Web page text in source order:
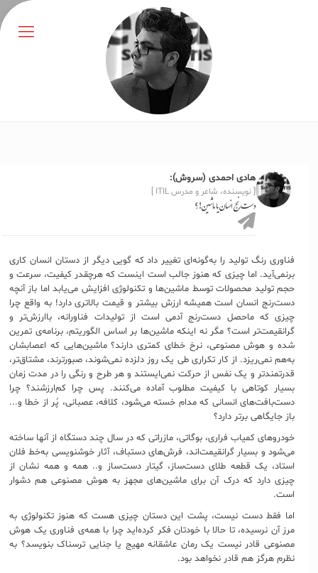
هادی احمدی (سروش):
[ نویسنده، شاعر و مدرس ITIL ]
دست‌رنج انسان یا ماشین!؟
فناوری رنگ تولید را به‌گونه‌ای تغییر داد که گویی دیگر از دستان انسان کاری
برنمی‌آید. اما چیزی که هنوز جالب است اینست که هرچقدر کیفیت، سرعت و
حجم تولید محصولات توسط ماشین‌ها و تکنولوژی افزایش می‌یابد اما باز آنچه
دست‌رنج انسان است همیشه ارزش بیشتر و قیمت بالاتری دارد! به واقع چرا
چیزی که ماحصل دست‌رنج آدمی است از تولیدات فناورانه، باارزش‌تر و
گرانقیمت‌تر است؟ مگر نه اینکه ماشین‌ها بر اساس الگوریتم، برنامه‌ی تمرین
شده و هوش مصنوعی، نرخ خطای کمتری دارند؟ ماشین‌هایی که اعصابشان
به‌هم نمی‌ریزد. از کار تکراری طی یک روز دلزده نمی‌شوند، صبورترند، مشتاق‌تر،
قدرتمندتر و یک نفس از حرکت نمی‌ایستند و هر طرح و رنگی را در مدت زمان
بسیار کوتاهی با کیفیت مطلوب آماده می‌کنند. پس چرا کم‌ارزشند؟ چرا
دست‌بافت‌های انسانی که مدام خسته می‌شود، کلافه، عصبانی، پُر از خطا و...
باز جایگاهی برتر دارد؟
خودروهای کمیاب فراری، بوگاتی، مازراتی که در سال چند دستگاه از آنها ساخته
می‌شود و بسیار گرانقیمت‌‌اند، فرش‌های دستباف، آثار خوشنویسی به‌خط فلان
استاد، یک قطعه طلای دست‌ساز، گیتار دست‌ساز و.. همه و همه نشان از
چیزی دارد که درک آن برای ماشین‌های مجهز به هوش مصنوعی هم دشوار
است.
اما فقط دست نیست، پشت این دستان چیزی هست که هنوز تکنولوژی به
مرز آن نرسیده، تا حالا با خودتان فکر کرده‌اید چرا با همه‌ی فناوری یک هوش
مصنوعی قادر نیست یک رمان عاشقانه مهیج یا جنایی ترسناک بنویسد؟ به
نظرم هرگز هم قادر نخواهد بود.